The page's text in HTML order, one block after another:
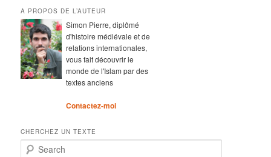
A PROPOS DE L’AUTEUR
Simon Pierre, diplômé
d'histoire médiévale et de
relations internationales,
vous fait découvrir le
monde de l'Islam par des
textes anciens
Contactez-moi
CHERCHEZ UN TEXTE
Search